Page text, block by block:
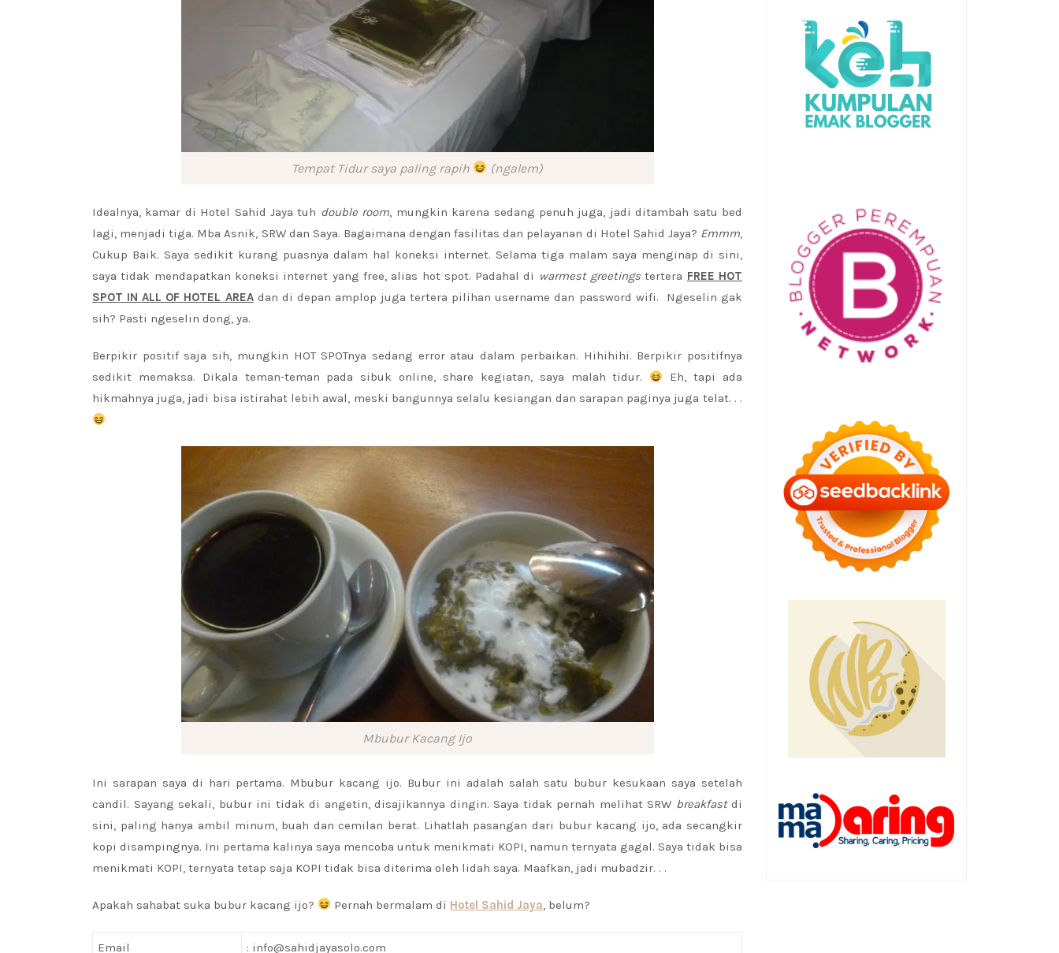
Tempat Tidur saya paling rapih (ngalem)
Idealnya, kamar di Hotel Sahid Jaya tuh double room, mungkin karena sedang penuh juga, jadi ditambah satu bed
lagi, menjadi tiga. Mba Asnik, SRW dan Saya. Bagaimana dengan fasilitas dan pelayanan di Hotel Sahid Jaya? Emmm,
Cukup Baik. Saya sedikit kurang puasnya dalam hal koneksi internet. Selama tiga malam saya menginap di sini,
saya tidak mendapatkan koneksi internet yang free, alias hot spot. Padahal di warmest greetings tertera FREE HOT
SPOT IN ALL OF HOTEL AREAdan di depan amplop juga tertera pilihan username dan password wifi. Ngeselin gak
sih? Pasti ngeselin dong, ya.
Berpikir positif saja sih, mungkin HOT SPOTnya sedang error atau dalam perbaikan. Hihihihi. Berpikir positifnya
sedikit memaksa. Dikala teman-teman pada sibuk online, share kegiatan, saya malah tidur.
Eh, tapi ada
hikmahnya juga, jadi bisa istirahat lebih awal, meski bangunnya selalu kesiangan dan sarapan paginya juga telat. . .
Mbubur Kacang Ijo
Ini sarapan saya di hari pertama. Mbubur kacang ijo. Bubur ini adalah salah satu bubur kesukaan saya setelah
candil. Sayang sekali, bubur ini tidak di angetin, disajikannya dingin. Saya tidak pernah melihat SRW breakfastdi
sini, paling hanya ambil minum, buah dan cemilan berat. Lihatlah pasangan dari bubur kacang ijo, ada secangkir
kopi disampingnya. Ini pertama kalinya saya mencoba untuk menikmati KOPI, namun ternyata gagal. Saya tidak bisa
menikmati KOPI, ternyata tetap saja KOPI tidak bisa diterima oleh lidah saya. Maafkan, jadi mubadzir. . .
Apakah sahabat suka bubur kacang ijo? Pernah bermalam di Hotel Sahid Jaya , belum?
Email : info@sahidjayasolo.com